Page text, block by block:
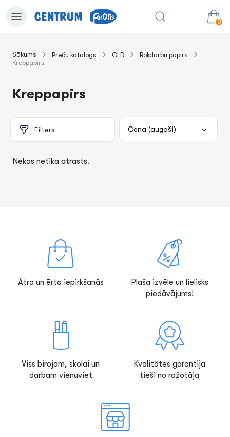
0
Sākums Preču katalogs OLD
Rokdarbu papīrs
Kreppapīrs
Kreppapīrs
Filters
Nekas netika atrasts.
Ātra un ērta iepirkšanās
Plaša izvēle un lielisks
piedāvājums!
Viss birojam, skolai un
darbam vienuviet
Kvalitātes garantija
tieši no ražotāja